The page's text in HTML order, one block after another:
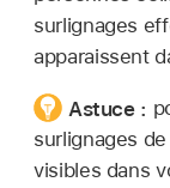
surlignages
apparaissent
Astuce :
surlignages
visibles dans